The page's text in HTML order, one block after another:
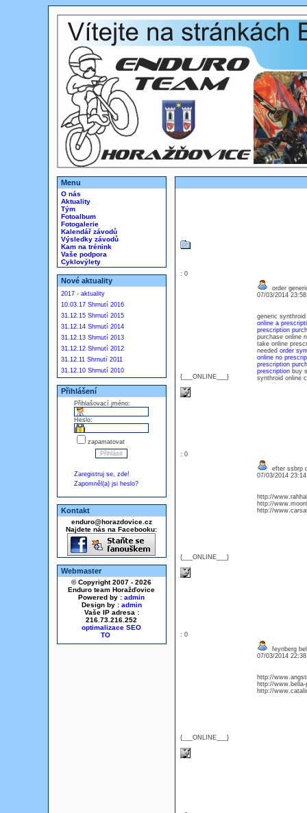
Menu
O nás
Aktuality
Tým
Fotoalbum
Fotogalerie
Kalendář závodů
Výsledky závodů
Kam na trénink
Vaše podpora
Cyklovýlety
Nové aktuality
2017 - aktuality
10.03.17 Shrnutí 2016
31.12.15 Shrnutí 2015
31.12.14 Shrnutí 2014
31.12.13 Shrnutí 2013
31.12.12 Shrnutí 2012
31.12.11 Shrnutí 2011
31.12.10 Shrnutí 2010
Přihlášení
Přihlašovací jméno:
Heslo:
zapamatovat
Zaregistruj se, zde!
Zapomněl(a) jsi heslo?
Kontakt
enduro@horazdovice.cz
Najdete nás na Facebooku:
Webmaster
© Copyright 2007 - 2026
Enduro team Horažďovice
Powered by : admin
Design by : admin
Vaše IP adresa :
216.73.216.252
optimalizace SEO
: 0
{___ONLINE___}
order
07/03/2014
generic
online a
prescription
purchase online
take online
needed order
online no
prescription
prescriptionbuy
synthroid online
: 0
{___ONLINE___}
efter ssbrp
07/03/2014
http://
http://
http://
: 0
{___ONLINE___}
feynberg
07/03/2014
http://
http://
http://